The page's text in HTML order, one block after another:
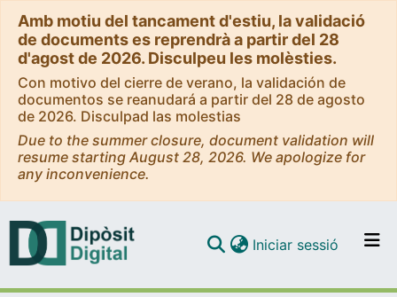
Amb motiu del tancament d'estiu, la validació
de documents es reprendrà a partir del 28
d'agost de 2026. Disculpeu les molèsties.
Con motivo del cierre de verano, la validación de
documentos se reanudará a partir del 28 de agosto
de 2026. Disculpad las molestias
Due to the summer closure, document validation will
resume starting August 28, 2026. We apologize for
any inconvenience.
Iniciar sessió (current)